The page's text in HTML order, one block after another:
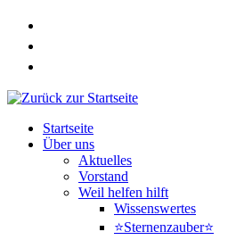
Zum
springen
Startseite
Über uns
Aktuelles
Vorstand
Weil helfen hilft
Wissenswertes
⭐Sternenzauber⭐